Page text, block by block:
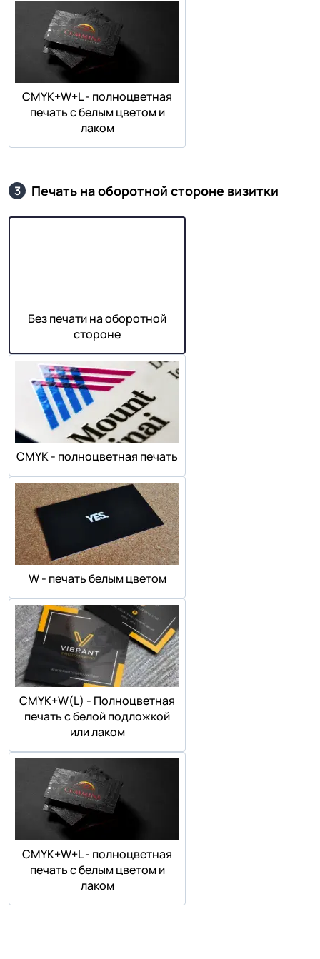
СMYK+W+L - полноцветная
печать с белым цветом и
лаком
3 Печать на оборотной стороне визитки
Без печати на оборотной
стороне
СMYK - полноцветная печать
W - печать белым цветом
СMYK+W(L) - Полноцветная
печать с белой подложкой
или лаком
СMYK+W+L - полноцветная
печать с белым цветом и
лаком